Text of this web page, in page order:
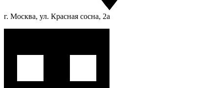
г. Москва, ул. Красная сосна, 2а